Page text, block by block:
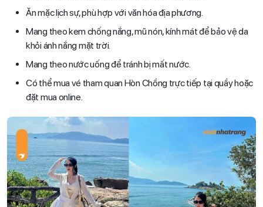
Ăn mặc lịch sự, phù hợp với văn hóa địa phương.
Mang theo kem chống nắng, mũ nón, kính mát để bảo vệ da
khỏi ánh nắng mặt trời.
Mang theo nước uống để tránh bị mất nước.
Có thể mua vé tham quan Hòn Chồng trực tiếp tại quầy hoặc
đặt mua online.